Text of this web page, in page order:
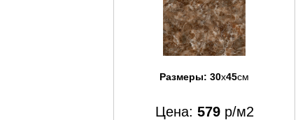
Размеры: 30x45см
Цена: 579р/м2